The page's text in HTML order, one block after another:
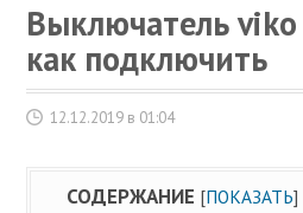
Выключатель viko
как подключить
12.12.2019 в 01:04
СОДЕРЖАНИЕ [ПОКАЗАТЬ]